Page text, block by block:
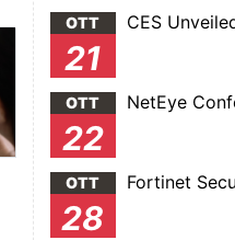
OTT
21
CES
OTT
22
NetEye
OTT
28
Fortinet